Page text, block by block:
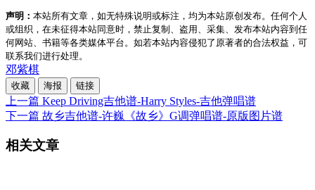
声明： 本站所有文章，如无特殊说明或标注，均为本站原创发布。任何个人
或组织，在未征得本站同意时，禁止复制、盗用、采集、发布本站内容到任
何网站、书籍等各类媒体平台。如若本站内容侵犯了原著者的合法权益，可
联系我们进行处理。
邓紫棋
收藏 海报 链接
上一篇 Keep Driving吉他谱-Harry Styles-吉他弹唱谱
下一篇 故乡吉他谱-许巍《故乡》G调弹唱谱-原版图片谱
相关文章